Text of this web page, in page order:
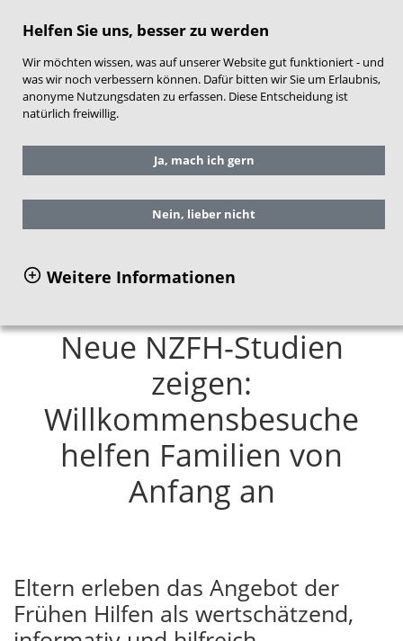
Helfen Sie uns, besser zu werden
Wir möchten wissen, was auf unserer Website gut funktioniert - und
was wir noch verbessern können. Dafür bitten wir Sie um Erlaubnis,
anonyme Nutzungsdaten zu erfassen. Diese Entscheidung ist
natürlich freiwillig.
Ja, mach ich gern
Nein, lieber nicht
Weitere Informationen
Sie befinden sich hier: Service
Aktuelles
Willkommensbesuche helfen Familien von
Neue NZFH-Studien
zeigen:
Willkommensbesuche
helfen Familien von
Anfang an
Eltern erleben das Angebot der
Frühen Hilfen als wertschätzend,